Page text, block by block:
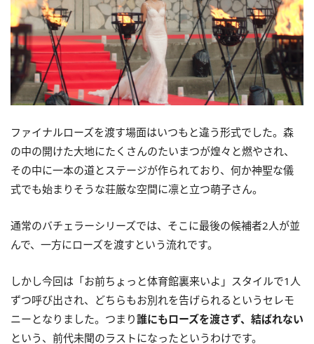
ファイナルローズを渡す場面はいつもと違う形式でした。森
の中の開けた大地にたくさんのたいまつが煌々と燃やされ、
その中に一本の道とステージが作られており、何か神聖な儀
式でも始まりそうな荘厳な空間に凛と立つ萌子さん。
通常のバチェラーシリーズでは、そこに最後の候補者2人が並
んで、一方にローズを渡すという流れです。
しかし今回は「お前ちょっと体育館裏来いよ」スタイルで1人
ずつ呼び出され、どちらもお別れを告げられるというセレモ
ニーとなりました。つまり誰にもローズを渡さず、結ばれない
という、前代未聞のラストになったというわけです。